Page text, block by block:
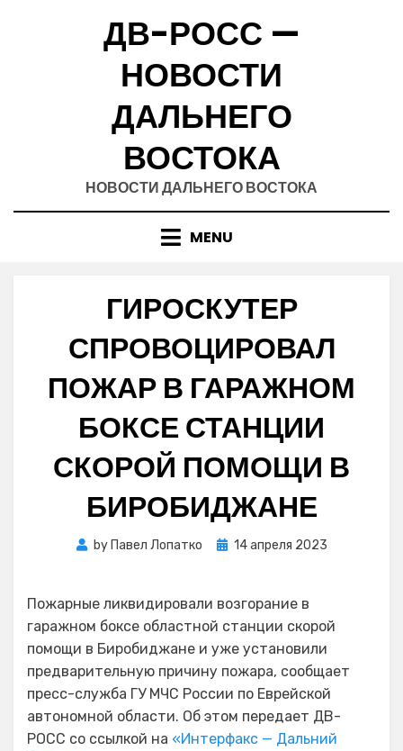
ДВ-РОСС —
НОВОСТИ
ДАЛЬНЕГО
ВОСТОКА
НОВОСТИ ДАЛЬНЕГО ВОСТОКА
MENU
ГИРОСКУТЕР
СПРОВОЦИРОВАЛ
ПОЖАР В ГАРАЖНОМ
БОКСЕ СТАНЦИИ
СКОРОЙ ПОМОЩИ В
БИРОБИДЖАНЕ
by Павел Лопатко
Posted
14 апреля 2023
Пожарные ликвидировали возгорание в
гаражном боксе областной станции скорой
помощи в Биробиджане и уже установили
предварительную причину пожара, сообщает
пресс-служба ГУ МЧС России по Еврейской
автономной области. Об этом передает ДВ-
РОСС со ссылкой на «Интерфакс — Дальний